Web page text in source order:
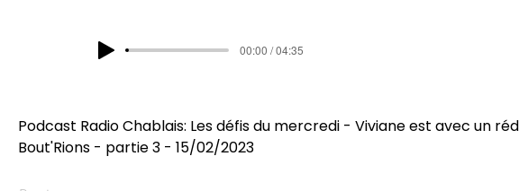
00:00 / 04:35
Podcast Radio Chablais: Les défis du mercredi - Viviane est avec un
Bout'Rions - partie 3 - 15/02/2023